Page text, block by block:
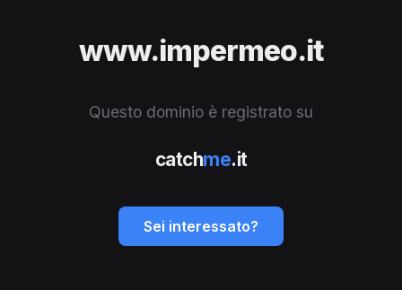
www.impermeo.it
Questo dominio è registrato su
catchme.it
Sei interessato?